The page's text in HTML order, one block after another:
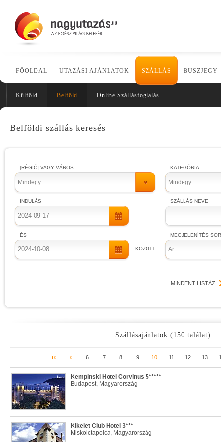
FŐOLDAL UTAZÁSI AJÁNLATOK SZÁLLÁS BUSZJEGY
Külföld Belföld Online Szállásfoglalás
Belföldi szállás keresés
[RÉGIÓ] VAGY VÁROS
Mindegy
INDULÁS
ÉS
KÖZÖTT
KATEGÓRIA
Mindegy
SZÁLLÁS NEVE
MEGJELENÍTÉS
Ár
MINDENT LISTÁZ
Szállásajánlatok (150 találat)
6 7 8 9 10 11 12 13
Kempinski Hotel Corvinus 5*****
Budapest, Magyarország
Kikelet Club Hotel 3***
Miskolctapolca, Magyarország